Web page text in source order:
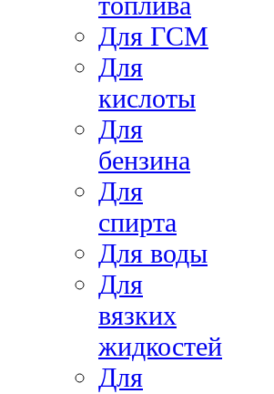
Для ГСМ
Для
кислоты
Для
бензина
Для
спирта
Для воды
Для
вязких
жидкостей
Для